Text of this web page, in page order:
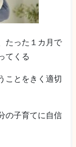
たった１カ月で
てくる
ことをきく適切
の子育てに自信